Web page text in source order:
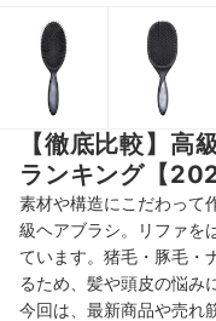
【徹底比較】高
ランキング【
素材や構造にこだわって
級ヘアブラシ。リファを
ています。猪毛・豚毛・
るため、髪や頭皮の悩み
今回は、最新商品や売れ